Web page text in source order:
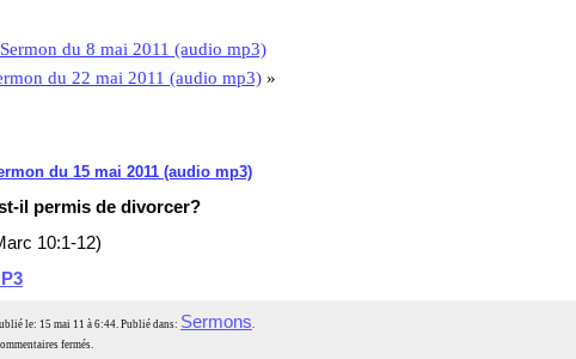
Sermon du 8 mai 2011 (audio mp3)
du 22 mai 2011 (audio mp3) »
du 15 mai 2011 (audio mp3)
il permis de divorcer?
10:1-12)
le: 15 mai 11 à 6:44. Publié dans: Sermons.
fermés.